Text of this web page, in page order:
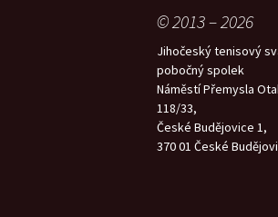
© 2013 – 2026
Jihočeský tenisový
pobočný spolek
Náměstí Přemysla
118/33,
České Budějovice 1,
370 01 České